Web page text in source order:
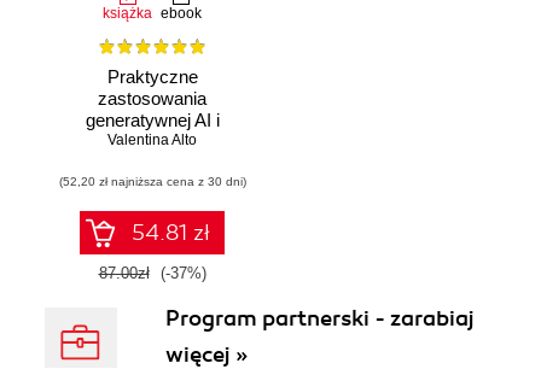
książka ebook
Praktyczne
zastosowania
generatywnej AI i
ChatGPT.
potencjał inżynierii
promptów z
technologiami
OpenAI dla
zwiększenia
kreatywności.
Valentina Alto
(52,20 zł najniższa cena z 30 dni)
54.81 zł
87.00zł (-37%)
Program partnerski - zarabiaj
więcej »